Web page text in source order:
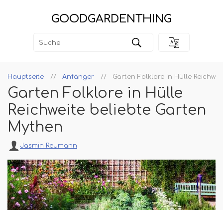
GOODGARDENTHING
Hauptseite Anfänger Garten Folklore in Hülle
Garten Folklore in Hülle
Reichweite beliebte Garten
Mythen
Jasmin Reumann